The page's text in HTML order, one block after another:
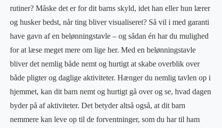
rutiner? Måske det er for dit barns skyld, idet han eller hun lærer
og husker bedst, når ting bliver visualiseret? Så vil i med garanti
have gavn af en belønningstavle – og sådan én har du mulighed
for at læse meget mere om lige her. Med en belønningstavle
bliver det nemlig både nemt og hurtigt at skabe overblik over
både pligter og daglige aktiviteter. Hænger du nemlig tavlen op i
hjemmet, kan dit barn nemt og hurtigt gå over og se, hvad dagen
byder på af aktiviteter. Det betyder altså også, at dit barn
nemmere kan leve op til de forventninger, som du har til ham